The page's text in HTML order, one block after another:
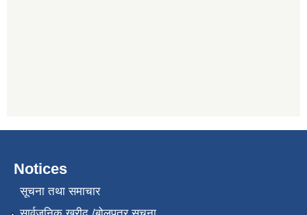
Notices
सूचना तथा समाचार